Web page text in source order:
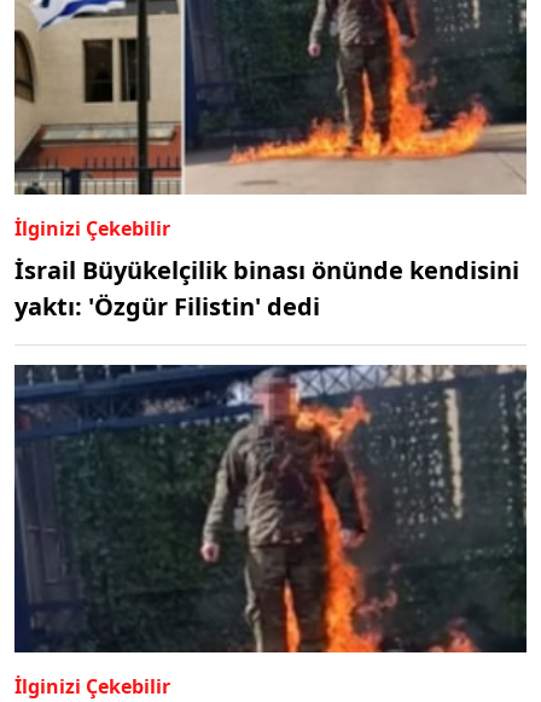
İlginizi Çekebilir
İsrail Büyükelçilik binası önünde kendisini
yaktı: 'Özgür Filistin' dedi
İlginizi Çekebilir